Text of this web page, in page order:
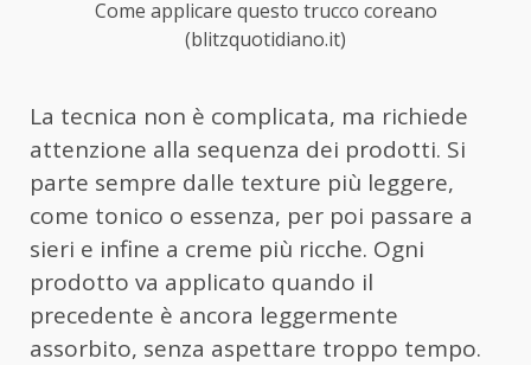
Come applicare questo trucco coreano
(blitzquotidiano.it)
La tecnica non è complicata, ma richiede
attenzione alla sequenza dei prodotti. Si
parte sempre dalle texture più leggere,
come tonico o essenza, per poi passare a
sieri e infine a creme più ricche. Ogni
prodotto va applicato quando il
precedente è ancora leggermente
assorbito, senza aspettare troppo tempo.